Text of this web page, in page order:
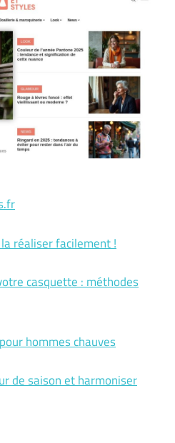
réaliser facilement !
casquette : méthodes
hommes chauves
de saison et harmoniser